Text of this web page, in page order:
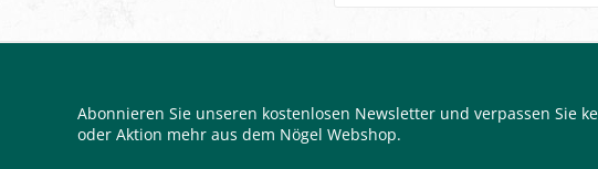
Abonnieren Sie unseren kostenlosen Newsletter und verpassen Sie
oder Aktion mehr aus dem Nögel Webshop.